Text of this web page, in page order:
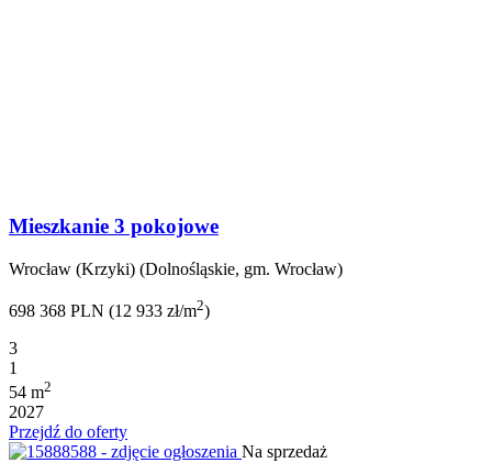
Mieszkanie 3 pokojowe
Wrocław (Krzyki) (Dolnośląskie, gm. Wrocław)
698 368 PLN (12 933 zł/m2)
3
1
54 m2
2027
Przejdź do oferty
Na sprzedaż